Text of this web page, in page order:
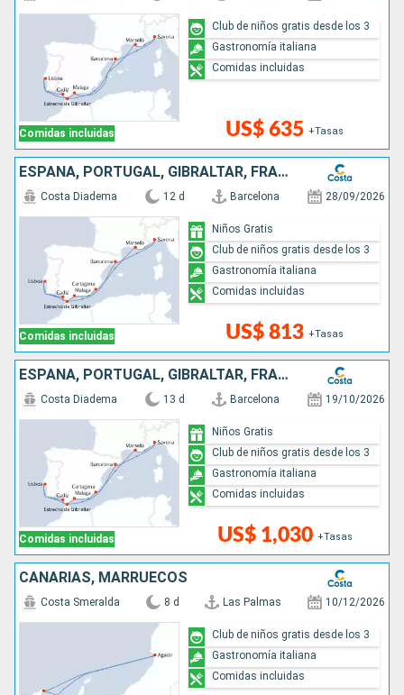
Comidas incluidas US$ 635 +Tasas
Club de niños gratis desde los 3
Gastronomía italiana
Comidas incluidas
ESPAÑA, PORTUGAL, GIBRALTAR, FRANCIA, ITALIA
Comidas incluidas
Costa Diadema 12 d Barcelona 28/09/2026
US$ 813 +Tasas
Niños Gratis
Club de niños gratis desde los 3
Gastronomía italiana
Comidas incluidas
ESPAÑA, PORTUGAL, GIBRALTAR, FRANCIA, ITALIA
Comidas incluidas
Costa Diadema 13 d Barcelona 19/10/2026
US$ 1,030 +Tasas
Niños Gratis
Club de niños gratis desde los 3
Gastronomía italiana
Comidas incluidas
CANARIAS, MARRUECOS
Costa Smeralda 8 d Las Palmas 10/12/2026
Club de niños gratis desde los 3
Gastronomía italiana
Comidas incluidas